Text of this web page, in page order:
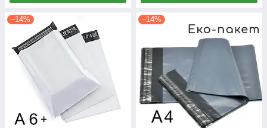
–14% –14%